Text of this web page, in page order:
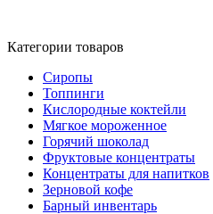
Категории товаров
Сиропы
Топпинги
Кислородные коктейли
Мягкое мороженное
Горячий шоколад
Фруктовые концентраты
Концентраты для напитков
Зерновой кофе
Барный инвентарь